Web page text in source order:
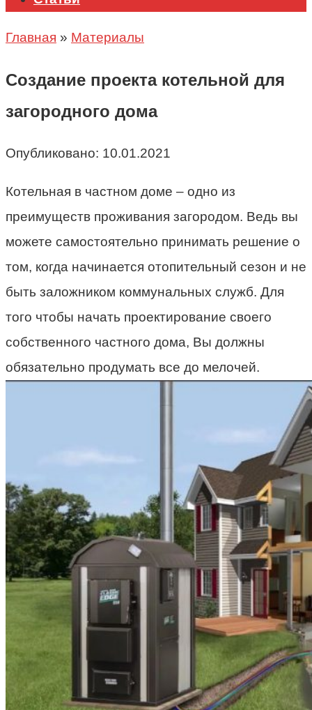
Главная » Материалы
Создание проекта котельной для
загородного дома
Опубликовано: 10.01.2021
Котельная в частном доме – одно из
преимуществ проживания загородом. Ведь вы
можете самостоятельно принимать решение о
том, когда начинается отопительный сезон и не
быть заложником коммунальных служб. Для
того чтобы начать проектирование своего
собственного частного дома, Вы должны
обязательно продумать все до мелочей.